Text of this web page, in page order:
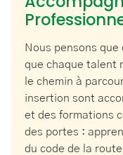
Nous pensons
que chaque talent
le chemin à
insertion sont
et des formations
des portes :
du code de la